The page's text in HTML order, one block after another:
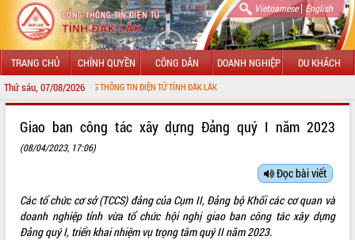
Vietnamese| English
TRANG CHỦ CHÍNH QUYỀN CÔNG DÂN DOANH NGHIỆP DU KHÁCH
Thứ sáu, 07/08/2026
VỚI CỔNG THÔNG TIN ĐIỆN TỬ TỈNH ĐẮK LẮK
LÃNH ĐẠO UBND TỈNH
SỞ, BAN, NGÀNH
Giao ban công tác xây dựng Đảng quý I năm 2023
(08/04/2023, 17:06)
Đọc bài viết
Các tổ chức cơ sở (TCCS) đảng của Cụm II, Đảng bộ Khối các cơ quan và
doanh nghiệp tỉnh vừa tổ chức hội nghị giao ban công tác xây dựng
Đảng quý I, triển khai nhiệm vụ trọng tâm quý II năm 2023.